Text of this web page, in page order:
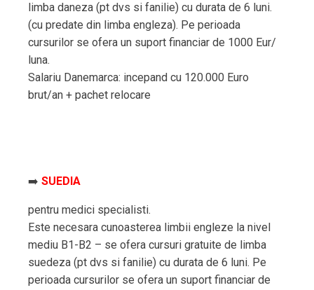
limba daneza (pt dvs si fanilie) cu durata de 6 luni.
(cu predate din limba engleza). Pe perioada
cursurilor se ofera un suport financiar de 1000 Eur/
luna.
Salariu Danemarca: incepand cu 120.000 Euro
brut/an + pachet relocare
➡️ SUEDIA
pentru medici specialisti.
Este necesara cunoasterea limbii engleze la nivel
mediu B1-B2 – se ofera cursuri gratuite de limba
suedeza (pt dvs si fanilie) cu durata de 6 luni. Pe
perioada cursurilor se ofera un suport financiar de